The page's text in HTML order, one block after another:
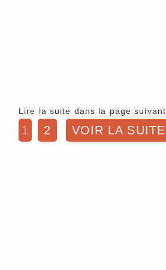
Lire la suite dans la page
1 2 VOIR LA SUITE